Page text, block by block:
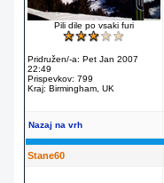
Pili dile po vsaki furi
Pridružen/-a: Pet Jan 2007
22:49
Prispevkov: 799
Kraj: Birmingham, UK
Nazaj na vrh
Stane60